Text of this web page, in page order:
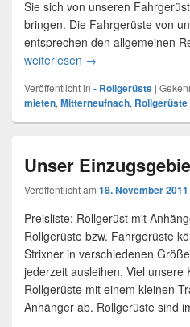
Sie sich von unseren
bringen. Die Fahrgerüste von
entsprechen den allgemeinen
weiterlesen Rollgerüste in
→
Veröffentlicht in - Rollgerüste |
mieten, Mitterneufnach, Rollgerüste
Unser
Veröffentlicht am 18. November 2011
Preisliste: Rollgerüst mit
Rollgerüste bzw. Fahrgerüste
Strixner in verschiedenen
jederzeit ausleihen. Viel unsere
Rollgerüste mit einem kleinen
Anhänger ab. Rollgerüste sind